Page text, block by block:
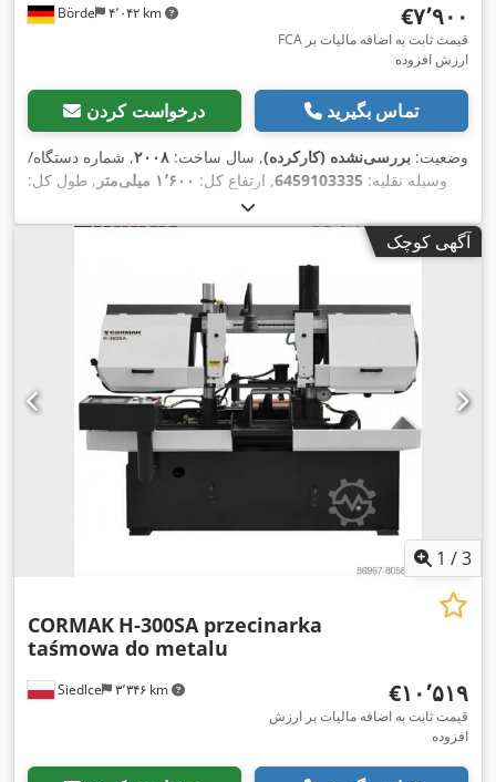
Börde ۴٬۰۴۲ km ‎€۷٬۹۰۰
FCA قیمت ثابت به اضافه مالیات بر
ارزش افزوده
درخواست کردن تماس بگیرید
وضعیت: بررسی‌نشده (کارکرده), سال ساخت: ۲۰۰۸, شماره دستگاه/
وسیله نقلیه: 6459103335, ارتفاع کل: ۱٬۶۰۰ میلی‌متر
, طول کل:
آگهی کوچک
1 /3
Siedlce ۳٬۳۴۶ km
CORMAK H-300SA przecinarka
taśmowa do metalu
‎€۱۰٬۵۱۹
قیمت ثابت به اضافه مالیات بر ارزش
افزوده